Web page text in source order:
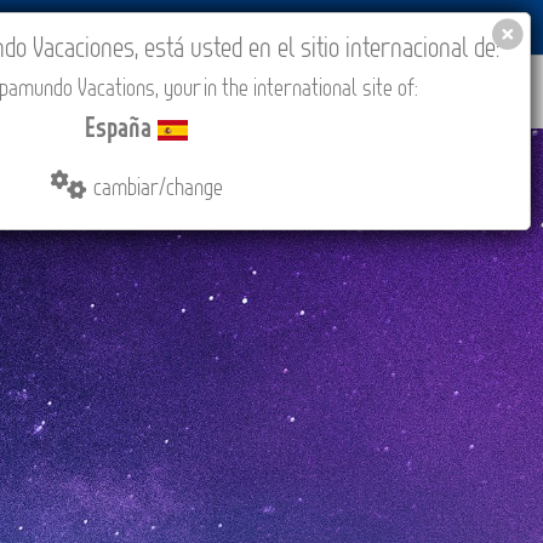
COMPRAR CONTACTO MÁS
Vacaciones, está usted en el sitio internacional de:
Vacations, your in the international site of:
España
cambiar/change